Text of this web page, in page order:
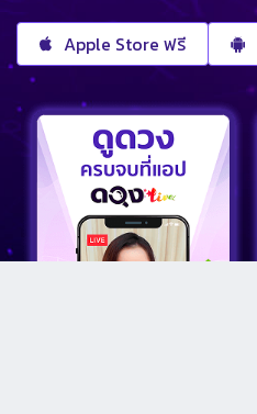
Apple Store ฟรี